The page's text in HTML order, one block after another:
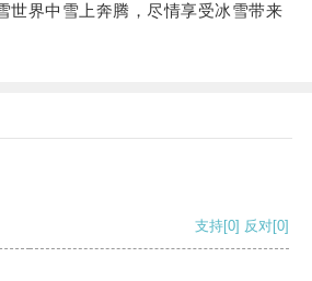
界中雪上奔腾，尽情享受冰雪带来
支持[0] 反对[0]